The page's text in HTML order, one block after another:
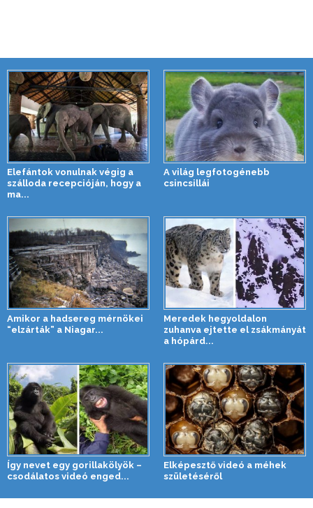
Elefántok vonulnak végig a
szálloda recepcióján, hogy a
ma...
A világ legfotogénebb
csincsillái
Amikor a hadsereg mérnökei
“elzárták” a Niagar...
Meredek hegyoldalon
zuhanva ejtette el zsákmányát
a hópárd...
Így nevet egy gorillakölyök –
csodálatos videó enged...
Elképesztő videó a méhek
születéséről